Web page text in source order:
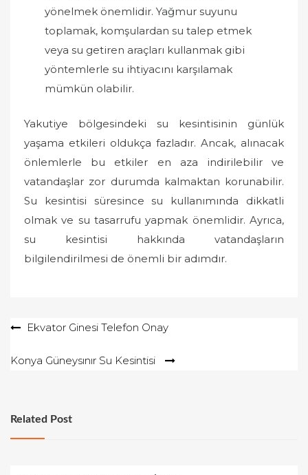
yönelmek önemlidir. Yağmur suyunu
toplamak, komşulardan su talep etmek
veya su getiren araçları kullanmak gibi
yöntemlerle su ihtiyacını karşılamak
mümkün olabilir.
Yakutiye bölgesindeki su kesintisinin günlük
yaşama etkileri oldukça fazladır. Ancak, alınacak
önlemlerle bu etkiler en aza indirilebilir ve
vatandaşlar zor durumda kalmaktan korunabilir.
Su kesintisi süresince su kullanımında dikkatli
olmak ve su tasarrufu yapmak önemlidir. Ayrıca,
su kesintisi hakkında vatandaşların
bilgilendirilmesi de önemli bir adımdır.
YazıEkvator Ginesi Telefon Onay
Konya Güneysınır Su Kesintisi
Related Post